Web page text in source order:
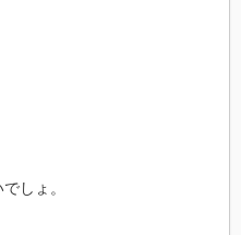
しょ。